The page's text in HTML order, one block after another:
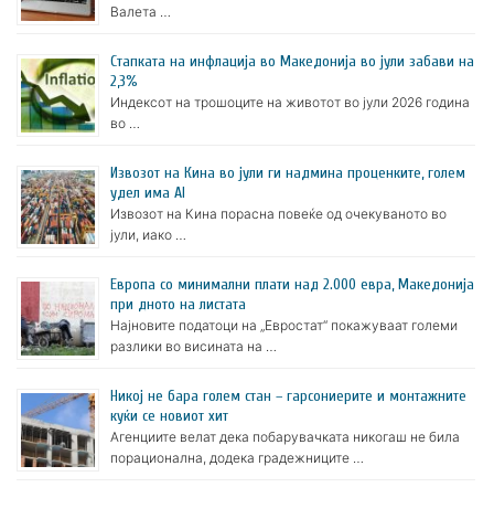
Валета …
Стапката на инфлација во Македонија во јули забави на
2,3%
Индексот на трошоците на животот во јули 2026 година
во …
Извозот на Кина во јули ги надмина проценките, голем
удел има AI
Извозот на Кина порасна повеќе од очекуваното во
јули, иако …
Европа со минимални плати над 2.000 евра, Македонија
при дното на листата
Најновите податоци на „Евростат“ покажуваат големи
разлики во висината на …
Никој не бара голем стан – гарсониерите и монтажните
куќи се новиот хит
Агенциите велат дека побарувачката никогаш не била
порационална, додека градежниците …